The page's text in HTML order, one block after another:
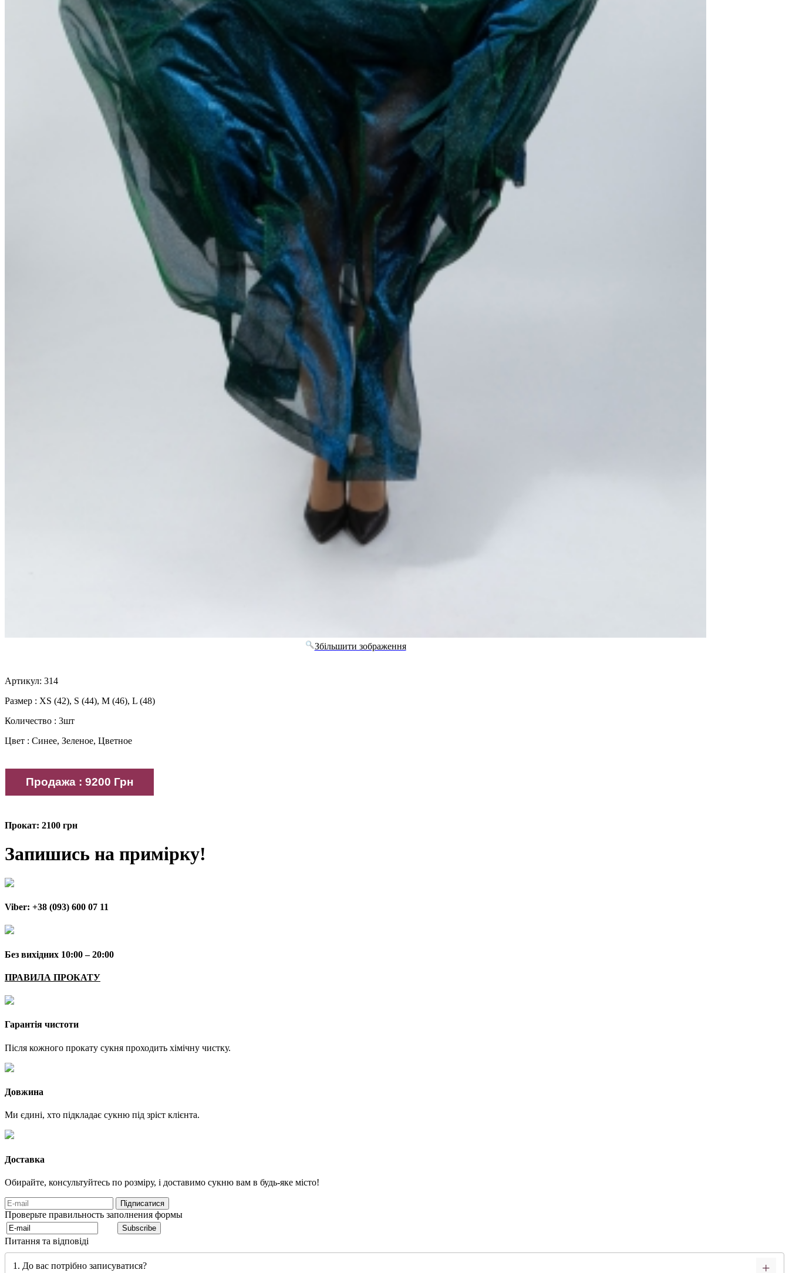
Збільшити зображення
Артикул: 314
Размер : XS (42), S (44), M (46), L (48)
Количество : 3шт
Цвет : Синее, Зеленое, Цветное
Прокат: 2100 грн
Запишись на примірку!
Viber: +38 (093) 600 07 11
Без вихідних 10:00 – 20:00
ПРАВИЛА ПРОКАТУ
Гарантія чистоти
Після кожного прокату сукня проходить хімічну чистку.
Довжина
Ми єдині, хто підкладає сукню під зріст клієнта.
Доставка
Обирайте, консультуйтесь по розміру, і доставимо сукню вам в будь-яке місто!
Проверьте правильность заполнения формы
Питання та відповіді
1. До вас потрібно записуватися?